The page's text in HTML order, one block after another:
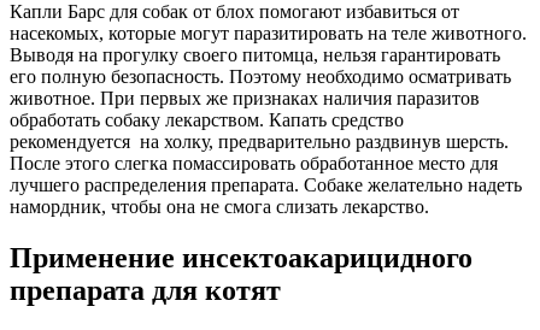
Капли Барс для собак от блох помогают избавиться от
насекомых, которые могут паразитировать на теле животного.
Выводя на прогулку своего питомца, нельзя гарантировать
его полную безопасность. Поэтому необходимо осматривать
животное. При первых же признаках наличия паразитов
обработать собаку лекарством. Капать средство
рекомендуется на холку, предварительно раздвинув шерсть.
После этого слегка помассировать обработанное место для
лучшего распределения препарата. Собаке желательно надеть
намордник, чтобы она не смога слизать лекарство.
Применение инсектоакарицидного
препарата для котят